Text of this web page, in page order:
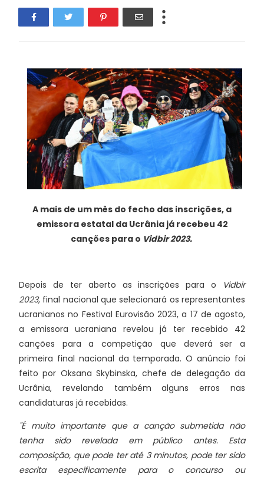
A mais de um mês do fecho das inscrições, a
emissora estatal da Ucrânia já recebeu 42
canções para o Vidbir 2023.
Depois de ter aberto as inscrições para o Vidbir
2023, final nacional que selecionará os representantes
ucranianos no Festival Eurovisão 2023, a 17 de agosto,
a emissora ucraniana revelou já ter recebido 42
canções para a competição que deverá ser a
primeira final nacional da temporada. O anúncio foi
feito por Oksana Skybinska, chefe de delegação da
Ucrânia, revelando também alguns erros nas
candidaturas já recebidas.
"É muito importante que a canção submetida não
tenha sido revelada em público antes. Esta
composição, que pode ter até 3 minutos, pode ter sido
escrita especificamente para o concurso ou